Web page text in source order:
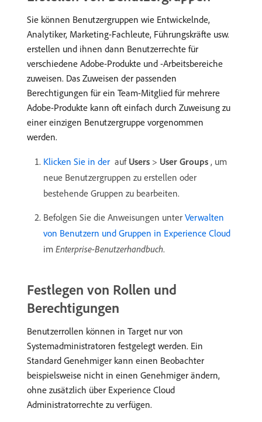
Sie können Benutzergruppen wie Entwickelnde,
Analytiker, Marketing-Fachleute, Führungskräfte usw.
erstellen und ihnen dann Benutzerrechte für
verschiedene Adobe-Produkte und -Arbeitsbereiche
zuweisen. Das Zuweisen der passenden
Berechtigungen für ein Team-Mitglied für mehrere
Adobe-Produkte kann oft einfach durch Zuweisung zu
einer einzigen Benutzergruppe vorgenommen
werden.
Klicken Sie in der ​ auf Users > User Groups , um
neue Benutzergruppen zu erstellen oder
bestehende Gruppen zu bearbeiten.
Befolgen Sie die Anweisungen unter Verwalten
von Benutzern und Gruppen in Experience Cloud
im Enterprise-Benutzerhandbuch.
Festlegen von Rollen und
Berechtigungen
Benutzerrollen können in Target nur von
Systemadministratoren festgelegt werden. Ein
Standard Genehmiger kann einen Beobachter
beispielsweise nicht in einen Genehmiger ändern,
ohne zusätzlich über Experience Cloud
Administratorrechte zu verfügen.